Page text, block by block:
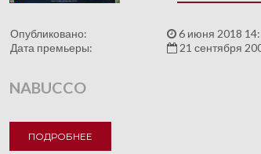
Опубликовано:
6 июня 2018
Дата премьеры:
21 сентября
NABUCCO
ПОДРОБНЕЕ